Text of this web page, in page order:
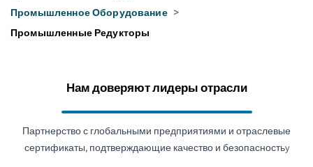
Промышленное Оборудование >
Промышленные Редукторы
Нам доверяют лидеры отрасли
Партнерство с глобальными предприятиями и отраслевые
сертификаты, подтверждающие качество и безопасностьy